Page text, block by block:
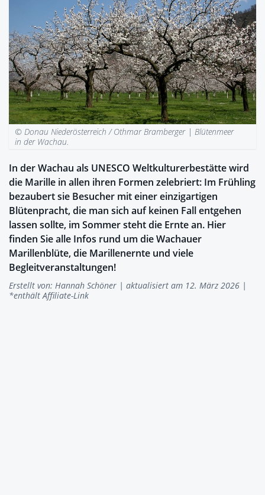
© Donau Niederösterreich / Othmar Bramberger | Blütenmeer
in der Wachau.
In der Wachau als UNESCO Weltkulturerbestätte wird
die Marille in allen ihren Formen zelebriert: Im Frühling
bezaubert sie Besucher mit einer einzigartigen
Blütenpracht, die man sich auf keinen Fall entgehen
lassen sollte, im Sommer steht die Ernte an. Hier
finden Sie alle Infos rund um die Wachauer
Marillenblüte, die Marillenernte und viele
Begleitveranstaltungen!
Erstellt von: Hannah Schöner | aktualisiert am 12. März 2026 |
*enthält Affiliate-Link